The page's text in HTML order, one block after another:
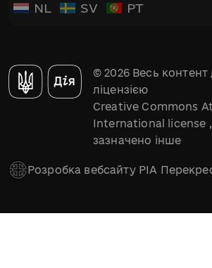
NL SV PT
© 2026 Весь контент
ліцензією
Creative Commons
International license
зазначено інше
Розробка вебсайту РІА